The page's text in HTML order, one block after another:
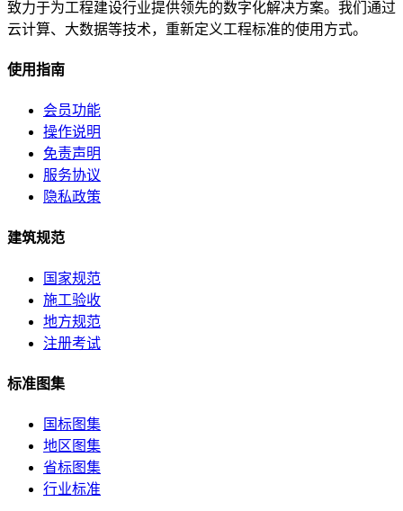
致力于为工程建设行业提供领先的数字化解决方案。我们通过
云计算、大数据等技术，重新定义工程标准的使用方式。
使用指南
会员功能
操作说明
免责声明
服务协议
隐私政策
建筑规范
国家规范
施工验收
地方规范
注册考试
标准图集
国标图集
地区图集
省标图集
行业标准